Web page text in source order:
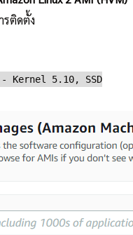
รติดตั้ง
- Kernel 5.10, SSD